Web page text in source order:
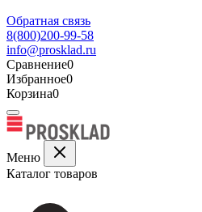
Обратная связь
8(800)200-99-58
info@prosklad.ru
Сравнение0
Избранное0
Корзина0
Меню
Каталог товаров